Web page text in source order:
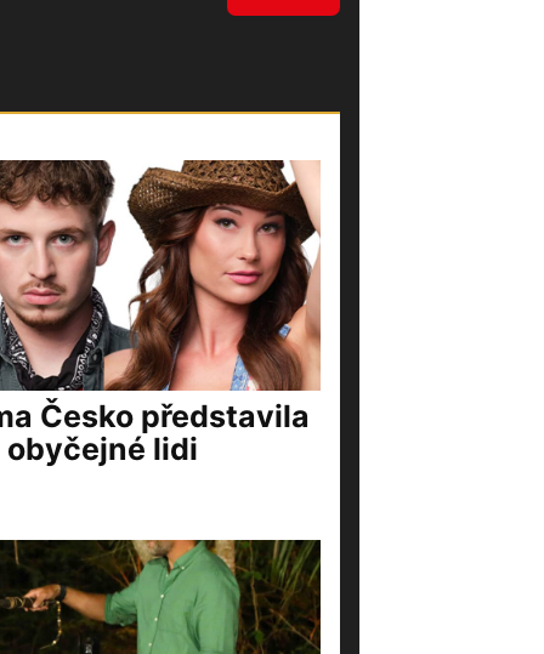
Česko představila
obyčejné lidi